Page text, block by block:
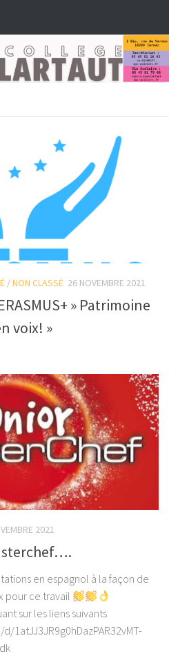
/NON CLASSÉ 26 NOVEMBRE 2021
» Patrimoine
voix! »
2021
en espagnol à la façon de
pour ce travail
sur les liens suivants